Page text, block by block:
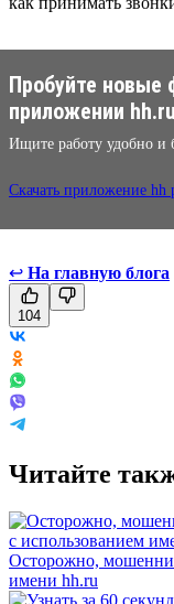
Пробуйте новые
приложении hh.ru
Ищите работу удобно и
Скачать приложение hh
↩ На главную блога
104
Читайте
Осторожно,
имени hh.ru